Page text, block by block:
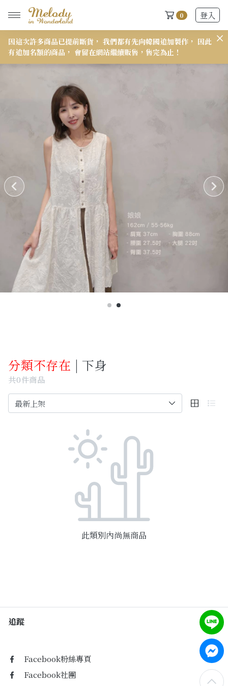
0 登入
New Arrivals
2026 S/S-03 盛夏新品
618快閃新品最後現貨
2026 S/S-02 最後現貨
2026 S/S-01 最後現貨
施華洛世奇水晶飾品區
Past Collections
全部
現貨專區-可快速出貨
C字頭商品- 防曬披肩/好穿內衣
最新消息
訂單查詢
Facebook粉絲專頁
Facebook社團
因這次許多商品已提前斷貨， 我們都有先向韓國追加製作， 因此
有追加名額的商品， 會留在網站繼續販售，售完為止！
分類不存在 | 下身
共0件商品
此類別內尚無商品
追蹤
Facebook粉絲專頁
Facebook社團